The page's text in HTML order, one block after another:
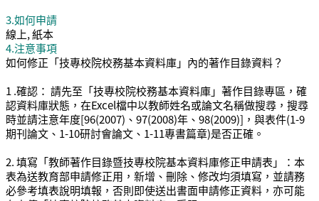
3.如何申請
線上, 紙本
4.注意事項
如何修正「技專校院校務基本資料庫」內的著作目錄資料？
1 .確認： 請先至「技專校院校務基本資料庫」著作目錄專區，確
認資料庫狀態，在Excel檔中以教師姓名或論文名稱做搜尋，搜尋
時並請注意年度[96(2007)、97(2008)年、98(2009)]，與表件(1-9
期刊論文、1-10研討會論文、1-11專書篇章)是否正確。
2. 填寫「教師著作目錄暨技專校院基本資料庫修正申請表」：本
表為送教育部申請修正用，新增、刪除、修改均須填寫，並請務
必參考填表說明填報，否則即使送出書面申請修正資料，亦可能